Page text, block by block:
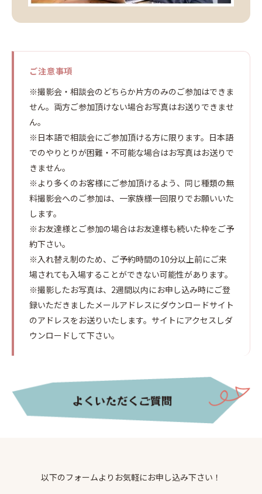
ご注意事項
※撮影会・相談会のどちらか片方のみのご参加はできま
せん。両方ご参加頂けない場合お写真はお送りできませ
ん。
※日本語で相談会にご参加頂ける方に限ります。日本語
でのやりとりが困難・不可能な場合はお写真はお送りで
きません。
※より多くのお客様にご参加頂けるよう、同じ種類の無
料撮影会へのご参加は、一家族様一回限りでお願いいた
します。
※お友達様とご参加の場合はお友達様も続いた枠をご予
約下さい。
※入れ替え制のため、ご予約時間の10分以上前にご来
場されても入場することができない可能性があります。
※撮影したお写真は、2週間以内にお申し込み時にご登
録いただきましたメールアドレスにダウンロードサイト
のアドレスをお送りいたします。サイトにアクセスしダ
ウンロードして下さい。
以下のフォームよりお気軽にお申し込み下さい！